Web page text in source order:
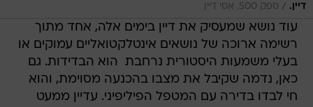
דיין. / ספק 500, אסי דיין
עוד נושא שמעסיק את דיין בימים אלה, אחד מתוך
רשימה ארוכה של נושאים אינטלקטואליים עמוקים או
בעלי משמעות היסטורית נרחבת  הוא הבדידות. גם
כאן, נדמה שקיבל את מצבו בהכנעה מסוימת, והוא
חי לבדו בדירה עם המטפל הפיליפיני. עדיין ממעט